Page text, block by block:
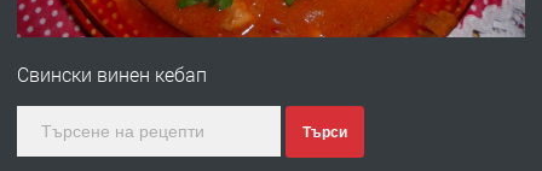
ПРЕДЛАГА
№4120 Магазин/Офис под наем в кв.
градската градина!
Свински винен кебап
Търси